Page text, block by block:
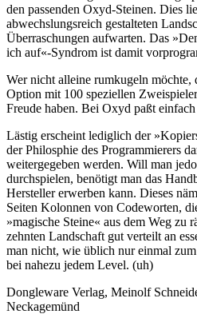
den passenden Oxyd-Steinen. Dies
abwechslungsreich gestalteten
Überraschungen aufwarten. Das
ich auf«-Syndrom ist damit
Wer nicht alleine rumkugeln
Option mit 100 speziellen
Freude haben. Bei Oxyd paßt einfach
Lästig erscheint lediglich der
der Philosphie des Programmierers
weitergegeben werden. Will man
durchspielen, benötigt man das
Hersteller erwerben kann. Dieses
Seiten Kolonnen von Codeworten,
»magische Steine« aus dem Weg zu
zehnten Landschaft gut verteilt an
man nicht, wie üblich nur einmal
bei nahezu jedem Level. (uh)
Dongleware Verlag, Meinolf
Neckagemünd